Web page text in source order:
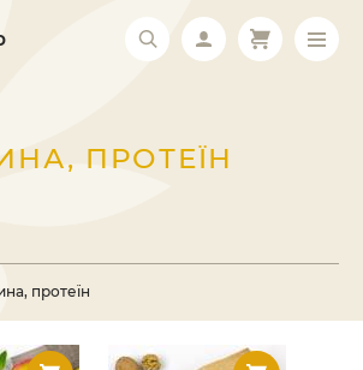
ПРОТЕЇН
протеїн